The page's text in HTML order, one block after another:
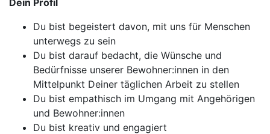
Dein Profil
Du bist begeistert davon, mit uns für Menschen
unterwegs zu sein
Du bist darauf bedacht, die Wünsche und
Bedürfnisse unserer Bewohner:innen in den
Mittelpunkt Deiner täglichen Arbeit zu stellen
Du bist empathisch im Umgang mit Angehörigen
und Bewohner:innen
Du bist kreativ und engagiert